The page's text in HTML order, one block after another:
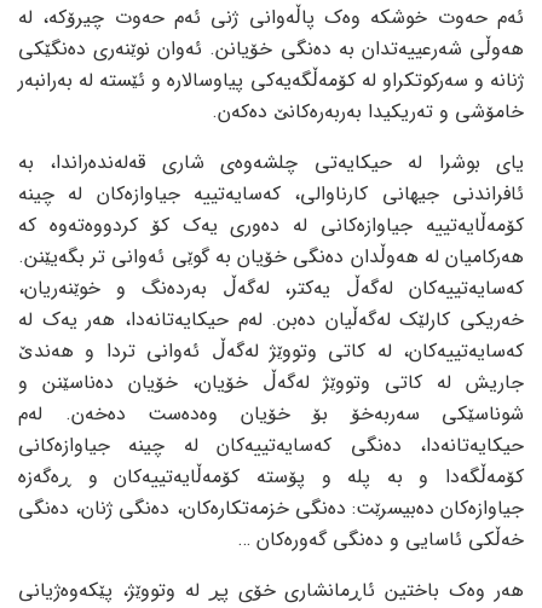
ئه‌م حه‌وت خوشکه‌ وه‌ک پاڵه‌وانی ژنی ئه‌م حه‌وت چیرۆکه‌، له‌
هه‌وڵی شه‌رعییه‌تدان به‌ ده‌نگی خۆیانن. ئه‌وان نوێنه‌ری ده‌نگێکی
ژنانه‌ و سه‌رکوتکراو له‌ کۆمه‌ڵگه‌یه‌کی پیاوسالاره‌ و ئێسته‌ له‌ به‌رانبه‌ر
خامۆشی و ته‌ریکیدا به‌ربه‌ره‌کانێ ده‌که‌ن.
یای بوشرا له‌ حیکایه‌تی چلشه‌وه‌ی شاری قه‌له‌نده‌راندا، به‌
ئافراندنی جیهانی کارناوالی، که‌سایه‌تییه‌ جیاوازه‌کان له‌ چینه‌
کۆمه‌ڵایه‌تییه‌ جیاوازه‌کانی له‌ ده‌وری یه‌ک کۆ کردووه‌ته‌وه‌ که‌
هه‌رکامیان له‌ هه‌وڵدان ده‌نگی خۆیان به‌ گوێی ئه‌وانی تر بگه‌یێنن.
که‌سایه‌تییه‌کان له‌گه‌ڵ یه‌کتر، له‌گه‌ڵ به‌رده‌نگ و خوێنه‌ریان،
خه‌ریکی کارلێک له‌گه‌ڵیان ده‌بن. له‌م حیکایه‌تانه‌دا، هه‌ر یه‌ک له‌
که‌سایه‌تییه‌کان، له‌ کاتی وتووێژ له‌گه‌ڵ ئه‌وانی تردا و هه‌ندێ
جاریش له‌ کاتی وتووێژ له‌گه‌ڵ خۆیان، خۆیان ده‌ناسێنن و
شوناسێکی سه‌ربه‌خۆ بۆ خۆیان وه‌ده‌ست ده‌خه‌ن. له‌م
حیکایه‌تانه‌دا، ده‌نگی که‌سایه‌تییه‌کان له‌ چینه‌ جیاوازه‌کانی
کۆمه‌ڵگه‌دا و به‌ پله‌ و پۆسته‌ کۆمه‌ڵایه‌تییه‌کان و ڕه‌گه‌زه‌
جیاوازه‌کان ده‌بیسرێت: ده‌نگی خزمه‌تکاره‌کان، ده‌نگی ژنان، ده‌نگی
خه‌ڵکی ئاسایی و ده‌نگی گه‌وره‌کان …
هه‌ر وه‌ک باختین ئاڕمانشاری خۆی پڕ له‌ وتووێژ، پێکه‌وه‌ژیانی